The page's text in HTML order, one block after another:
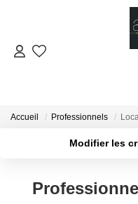
Accueil Professionnels
Modifier les
Type de bien